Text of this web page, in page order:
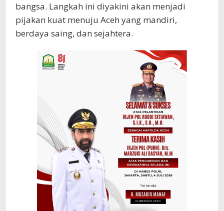
bangsa. Langkah ini diyakini akan menjadi
pijakan kuat menuju Aceh yang mandiri,
berdaya saing, dan sejahtera.